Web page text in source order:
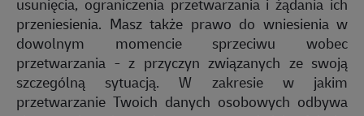
przeniesienia. Masz także prawo do wniesienia w
dowolnym momencie sprzeciwu wobec
przetwarzania - z przyczyn związanych ze swoją
szczególną sytuacją. W zakresie w jakim
przetwarzanie Twoich danych osobowych odbywa